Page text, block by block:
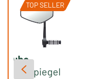
TOP SELLER
Cube
Acid Spiegel